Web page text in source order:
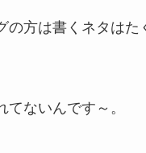
の方は書くネタはた
てないんです～。